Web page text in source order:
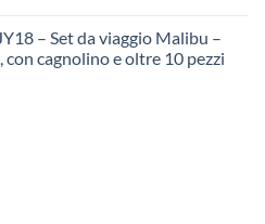
– Set da viaggio Malibu –
con cagnolino e oltre 10 pezzi